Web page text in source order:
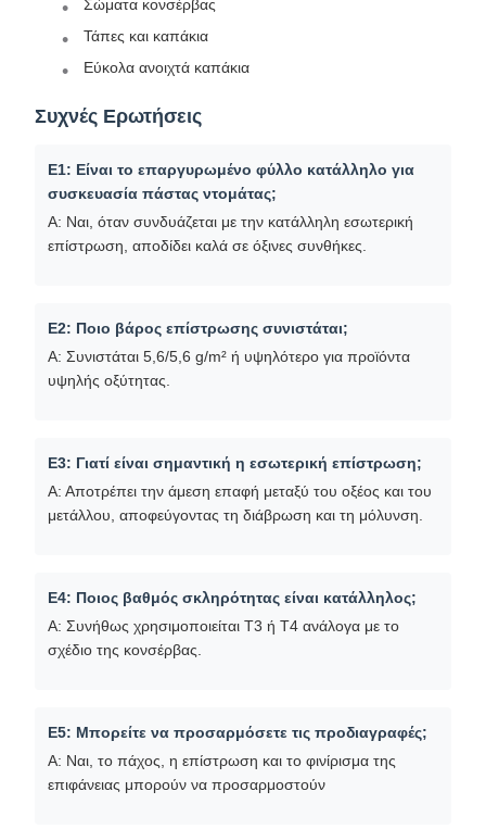
Σώματα κονσέρβας
Τάπες και καπάκια
Εύκολα ανοιχτά καπάκια
Συχνές Ερωτήσεις
Ε1: Είναι το επαργυρωμένο φύλλο κατάλληλο για
συσκευασία πάστας ντομάτας;
Α: Ναι, όταν συνδυάζεται με την κατάλληλη εσωτερική
επίστρωση, αποδίδει καλά σε όξινες συνθήκες.
Ε2: Ποιο βάρος επίστρωσης συνιστάται;
Α: Συνιστάται 5,6/5,6 g/m² ή υψηλότερο για προϊόντα
υψηλής οξύτητας.
Ε3: Γιατί είναι σημαντική η εσωτερική επίστρωση;
Α: Αποτρέπει την άμεση επαφή μεταξύ του οξέος και του
μετάλλου, αποφεύγοντας τη διάβρωση και τη μόλυνση.
Ε4: Ποιος βαθμός σκληρότητας είναι κατάλληλος;
Α: Συνήθως χρησιμοποιείται T3 ή T4 ανάλογα με το
σχέδιο της κονσέρβας.
Ε5: Μπορείτε να προσαρμόσετε τις προδιαγραφές;
Α: Ναι, το πάχος, η επίστρωση και το φινίρισμα της
επιφάνειας μπορούν να προσαρμοστούν